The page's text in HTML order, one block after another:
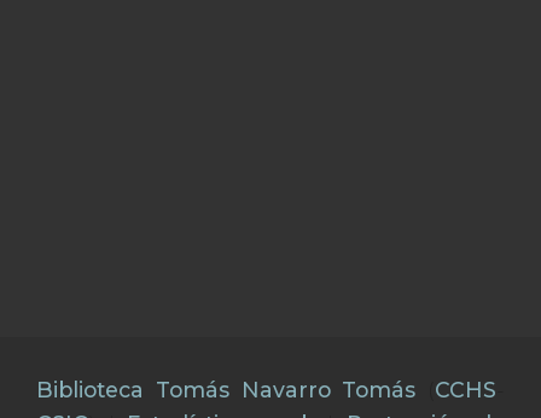
Biblioteca Tomás Navarro Tomás CCHS